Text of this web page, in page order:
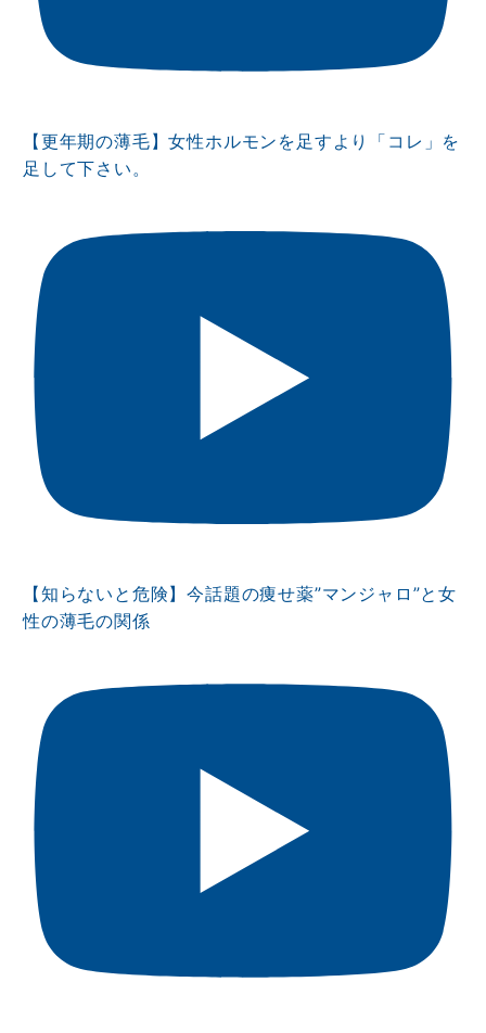
【更年期の薄毛】女性ホルモンを足すより「コレ」を
足して下さい。
【知らないと危険】今話題の痩せ薬”マンジャロ”と女
性の薄毛の関係